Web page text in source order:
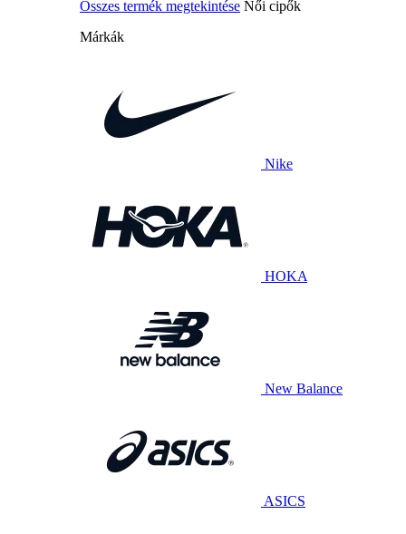
Összes termék megtekintése Női cipők
Márkák
Nike
HOKA
New Balance
ASICS